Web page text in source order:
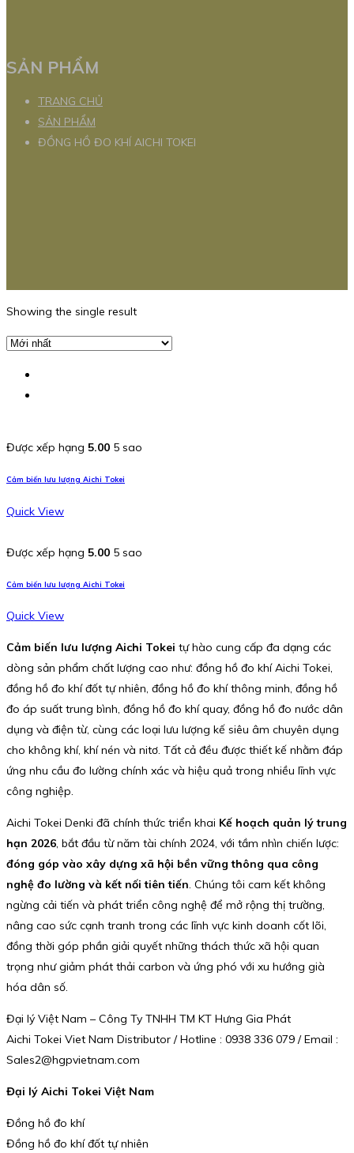
SẢN PHẨM
TRANG CHỦ
SẢN PHẨM
ĐỒNG HỒ ĐO KHÍ AICHI TOKEI
Showing the single result
Được xếp hạng 5.00 5 sao
Cảm biến lưu lượng Aichi Tokei
Quick View
Được xếp hạng 5.00 5 sao
Cảm biến lưu lượng Aichi Tokei
Quick View
Cảm biến lưu lượng Aichi Tokei tự hào cung cấp đa dạng các
dòng sản phẩm chất lượng cao như: đồng hồ đo khí Aichi Tokei,
đồng hồ đo khí đốt tự nhiên, đồng hồ đo khí thông minh, đồng hồ
đo áp suất trung bình, đồng hồ đo khí quay, đồng hồ đo nước dân
dụng và điện từ, cùng các loại lưu lượng kế siêu âm chuyên dụng
cho không khí, khí nén và nitơ. Tất cả đều được thiết kế nhằm đáp
ứng nhu cầu đo lường chính xác và hiệu quả trong nhiều lĩnh vực
công nghiệp.
Aichi Tokei Denki đã chính thức triển khai Kế hoạch quản lý trung
hạn 2026, bắt đầu từ năm tài chính 2024, với tầm nhìn chiến lược:
đóng góp vào xây dựng xã hội bền vững thông qua công
nghệ đo lường và kết nối tiên tiến. Chúng tôi cam kết không
ngừng cải tiến và phát triển công nghệ để mở rộng thị trường,
nâng cao sức cạnh tranh trong các lĩnh vực kinh doanh cốt lõi,
đồng thời góp phần giải quyết những thách thức xã hội quan
trọng như giảm phát thải carbon và ứng phó với xu hướng già
hóa dân số.
Đại lý Việt Nam – Công Ty TNHH TM KT Hưng Gia Phát
Aichi Tokei Viet Nam Distributor / Hotline : 0938 336 079 / Email :
Sales2@hgpvietnam.com
Đại lý Aichi Tokei Việt Nam
Đồng hồ đo khí
Đồng hồ đo khí đốt tự nhiên